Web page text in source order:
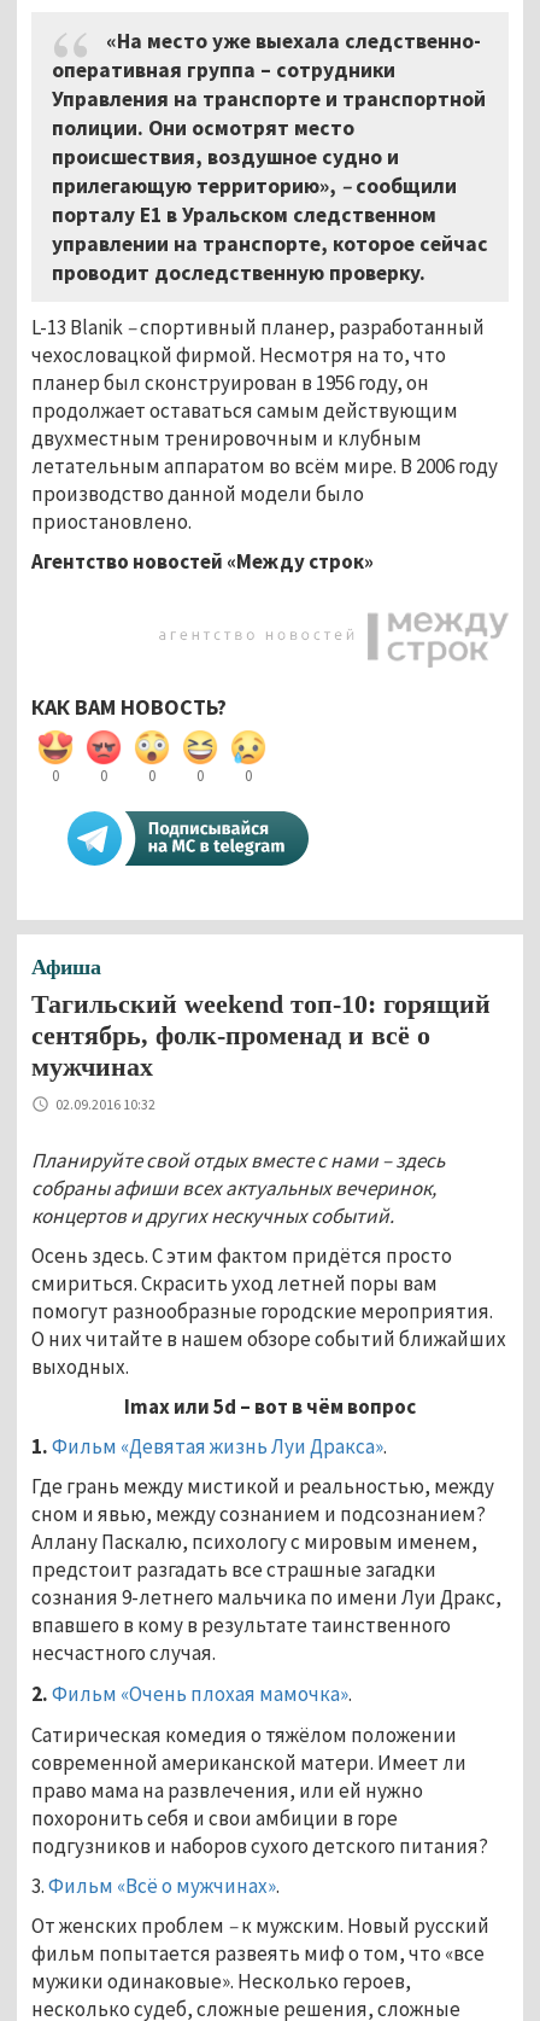
«На место уже выехала следственно-
оперативная группа – сотрудники
Управления на транспорте и транспортной
полиции. Они осмотрят место
происшествия, воздушное судно и
прилегающую территорию», –сообщили
порталу E1 в Уральском следственном
управлении на транспорте, которое сейчас
проводит доследственную проверку.
L-13 Blanik–спортивный планер, разработанный
чехословацкой фирмой. Несмотря на то, что
планер был сконструирован в 1956 году, он
продолжает оставаться самым действующим
двухместным тренировочным и клубным
летательным аппаратом во всём мире. В 2006 году
производство данной модели было
приостановлено.
Агентство новостей «Между строк»
КАК ВАМ НОВОСТЬ?
0 0 0 0 0
Афиша
Тагильский weekend топ-10: горящий
сентябрь, фолк-променад и всё о
мужчинах
02.09.2016 10:32
Планируйте свой отдых вместе с нами – здесь
собраны афиши всех актуальных вечеринок,
концертов и других нескучных событий.
Осень здесь. С этим фактом придётся просто
смириться. Скрасить уход летней поры вам
помогут разнообразные городские мероприятия.
О них читайте в нашем обзоре событий ближайших
выходных.
Imaxили 5d – вот в чём вопрос
1.Фильм «Девятая жизнь Луи Дракса».
Где грань между мистикой и реальностью, между
сном и явью, между сознанием и подсознанием?
Аллану Паскалю, психологу с мировым именем,
предстоит разгадать все страшные загадки
сознания 9-летнего мальчика по имени Луи Дракс,
впавшего в кому в результате таинственного
несчастного случая.
2.Фильм «Очень плохая мамочка».
Сатирическая комедия о тяжёлом положении
современной американской матери. Имеет ли
право мама на развлечения, или ей нужно
похоронить себя и свои амбиции в горе
подгузников и наборов сухого детского питания?
3.Фильм «Всё о мужчинах».
От женских проблем –к мужским. Новый русский
фильм попытается развеять миф о том, что «все
мужики одинаковые». Несколько героев,
несколько судеб, сложные решения, сложные